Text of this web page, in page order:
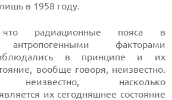
в 1958 году.
радиационные пояса в
антропогенными факторами
в принципе и их
вообще говоря, неизвестно.
неизвестно, насколько
их сегодняшнее состояние